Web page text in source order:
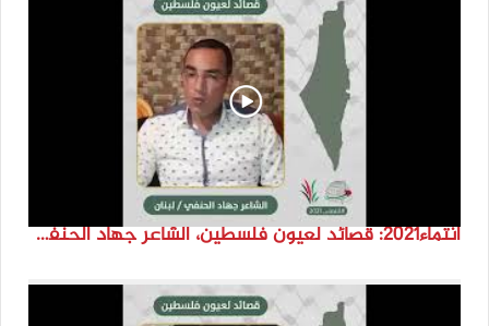
انتماء2021: قصائد لعيون فلسطين، الشاعر جهاد الحنفي، لبنان